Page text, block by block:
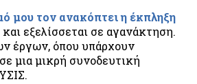
μου τον ανακόπτει η έκπληξη
και εξελίσσεται σε αγανάκτηση.
έργων, όπου υπάρχουν
μια μικρή συνοδευτική